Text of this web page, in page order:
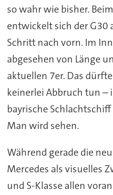
so wahr wie bisher.
entwickelt sich der G30
Schritt nach vorn. Im
abgesehen von Länge
aktuellen 7er. Das
keinerlei Abbruch tun –
bayrische
Man wird sehen.
Während gerade die
Mercedes als visuelles
und S-Klasse allen